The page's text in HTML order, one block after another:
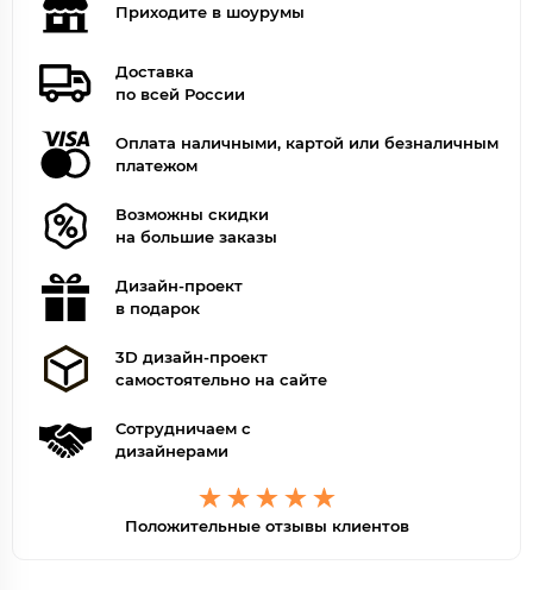
Приходите в шоурумы
Доставка
по всей России
Оплата наличными, картой или безналичным
платежом
Возможны скидки
на большие заказы
Дизайн-проект
в подарок
3D дизайн-проект
самостоятельно на сайте
Сотрудничаем с
дизайнерами
Положительные отзывы клиентов